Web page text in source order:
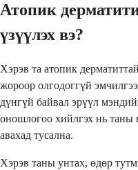
Атопик
үзүүлэх вэ?
Хэрэв та атопик
жороор олгодоггүй
дүнгүй байвал эрүүл
оношлогоо хийлгэх нь таны
авахад тусална.
Хэрэв таны унтах, өдөр